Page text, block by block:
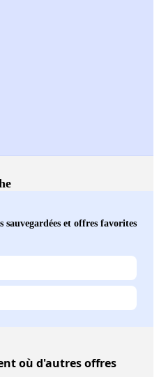
sauvegardées et offres favorites
où d'autres offres